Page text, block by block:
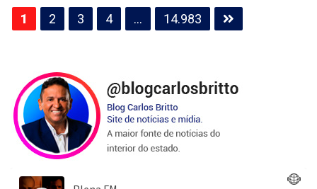
Paginação
de
1 2 3 4 … 14.983